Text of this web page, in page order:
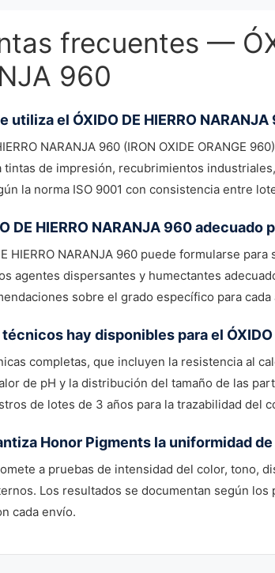
frecuentes —
960
utiliza el ÓXIDO DE HIERRO
NARANJA 960 (IRON OXIDE ORANGE
tintas de impresión, recubrimientos
la norma ISO 9001 con consistencia entre
DE HIERRO NARANJA 960
HIERRO NARANJA 960 puede formularse
agentes dispersantes y humectantes
sobre el grado específico para cada
hay disponibles para el ÓXIDO
completas, que incluyen la resistencia al
de pH y la distribución del tamaño de las
de lotes de 3 años para la trazabilidad del
Honor Pigments la uniformidad de
a pruebas de intensidad del color, tono,
Los resultados se documentan según los
cada envío.